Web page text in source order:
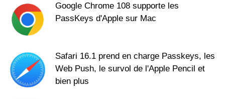
Google Chrome 108 supporte les
PassKeys d'Apple sur Mac
Safari 16.1 prend en charge Passkeys, les
Web Push, le survol de l'Apple Pencil et
bien plus